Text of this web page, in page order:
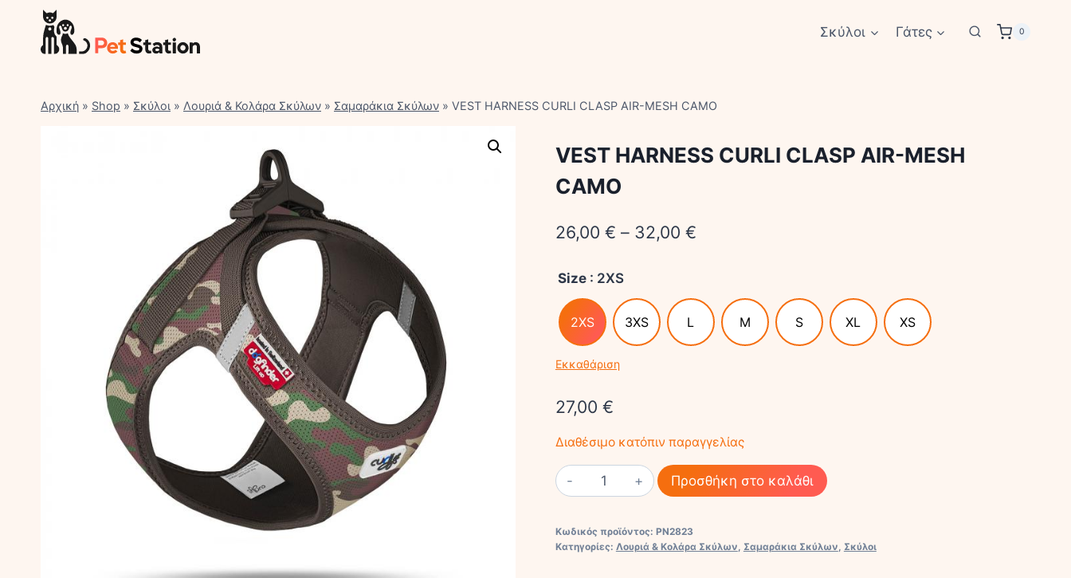
content
Σκύλοι Γάτες 0
Αρχική » Shop » Σκύλοι » Λουριά & Κολάρα Σκύλων » Σαμαράκια Σκύλων » VEST HARNESS CURLI CLASP AIR-MESH CAMO
VEST HARNESS CURLI CLASP AIR-MESH
CAMO
26,00 € – 32,00 €
Size : 2XS
2XS 3XS L M S XL XS
Εκκαθάριση
27,00 €
Διαθέσιμο κατόπιν παραγγελίας
VEST
HARNESS
CLASP
Προσθήκη στο καλάθι
Κωδικός προϊόντος: PN2823
Κατηγορίες: Λουριά & Κολάρα Σκύλων Σαμαράκια Σκύλων Σκύλοι